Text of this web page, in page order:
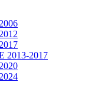
2013-2017